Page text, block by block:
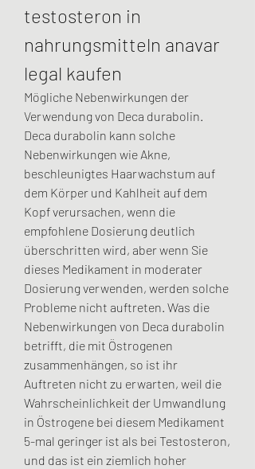
testosteron in
nahrungsmitteln anavar
legal kaufen
Mögliche Nebenwirkungen der
Verwendung von Deca durabolin.
Deca durabolin kann solche
Nebenwirkungen wie Akne,
beschleunigtes Haarwachstum auf
dem Körper und Kahlheit auf dem
Kopf verursachen, wenn die
empfohlene Dosierung deutlich
überschritten wird, aber wenn Sie
dieses Medikament in moderater
Dosierung verwenden, werden solche
Probleme nicht auftreten. Was die
Nebenwirkungen von Deca durabolin
betrifft, die mit Östrogenen
zusammenhängen, so ist ihr
Auftreten nicht zu erwarten, weil die
Wahrscheinlichkeit der Umwandlung
in Östrogene bei diesem Medikament
5-mal geringer ist als bei Testosteron,
und das ist ein ziemlich hoher